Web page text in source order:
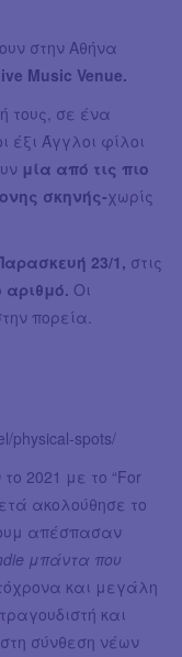
στην Αθήνα
Music Venue.
τους, σε ένα
έξι Άγγλοι φίλοι
μία από τις πιο
σκηνής-χωρίς
23/1, στις
αριθμό. Οι
πορεία.
physical-spots/
2021 με το “For
ακολούθησε το
απέσπασαν
μπάντα που
και μεγάλη
και
σύνθεση νέων